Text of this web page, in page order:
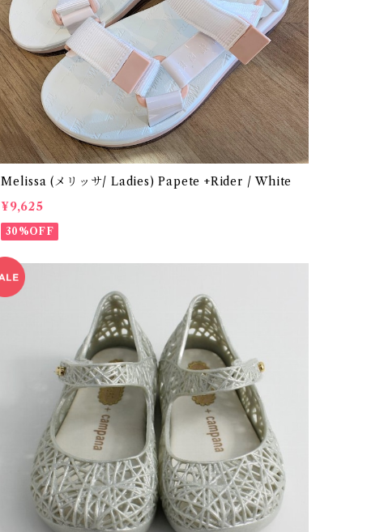
Melissa (メリッサ/ Ladies) Papete +Rider / White
¥9,625
30%OFF